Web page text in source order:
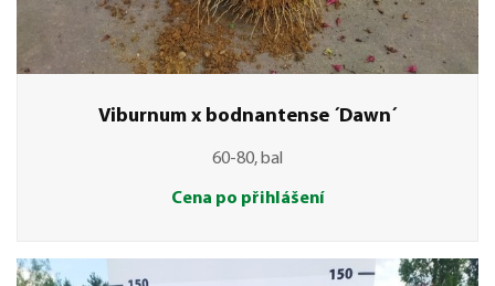
Viburnum x bodnantense ´Dawn´
60-80, bal
Cena po přihlášení